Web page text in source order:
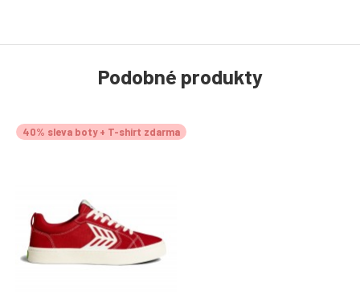
Podobné produkty
40% sleva boty + T-shirt zdarma